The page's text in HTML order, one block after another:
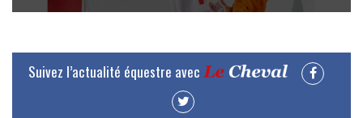
Suivez l’actualité équestre avec